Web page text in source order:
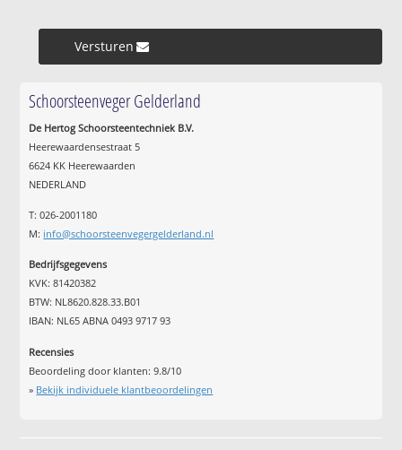
Versturen »
Schoorsteenveger Gelderland
De Hertog Schoorsteentechniek B.V.
Heerewaardensestraat 5
6624 KK Heerewaarden
NEDERLAND
T: 026-2001180
M: info@schoorsteenvegergelderland.nl
Bedrijfsgegevens
KVK: 81420382
BTW: NL8620.828.33.B01
IBAN: NL65 ABNA 0493 9717 93
Recensies
Beoordeling door klanten:9.8/10
» Bekijk individuele klantbeoordelingen